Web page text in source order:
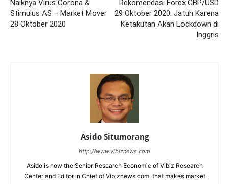
Naiknya Virus Corona &
Stimulus AS – Market Mover
28 Oktober 2020
Rekomendasi Forex GBP/USD
29 Oktober 2020: Jatuh Karena
Ketakutan Akan Lockdown di
Inggris
Asido Situmorang
http://www.vibiznews.com
Asido is now the Senior Research Economic of Vibiz Research
Center and Editor in Chief of Vibiznews.com, that makes market